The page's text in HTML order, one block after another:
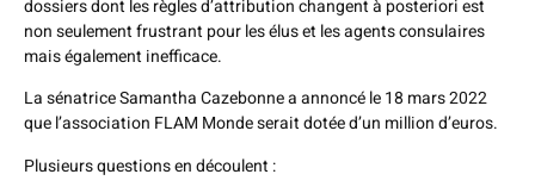
dossiers dont les règles d’attribution changent à posteriori est
non seulement frustrant pour les élus et les agents consulaires
mais également inefficace.
La sénatrice Samantha Cazebonne a annoncé le 18 mars 2022
que l’association FLAM Monde serait dotée d’un million d’euros.
Plusieurs questions en découlent :